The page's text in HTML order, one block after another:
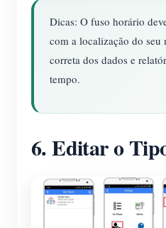
Dicas: O fuso horário
com a localização do seu
correta dos dados e
tempo.
6. Editar o